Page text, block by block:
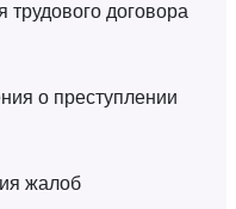
договора
о преступлении
жалоб